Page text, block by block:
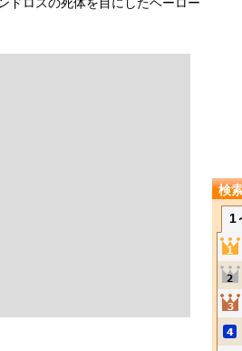
ドロスの死体を目にしたヘーロー
検
1